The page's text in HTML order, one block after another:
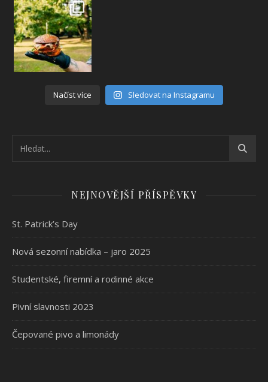
Načíst více Sledovat na Instagramu
NEJNOVĚJŠÍ PŘÍSPĚVKY
St. Patrick’s Day
Nová sezonní nabídka – jaro 2025
Studentské, firemní a rodinné akce
Pivní slavnosti 2023
Čepované pivo a limonády